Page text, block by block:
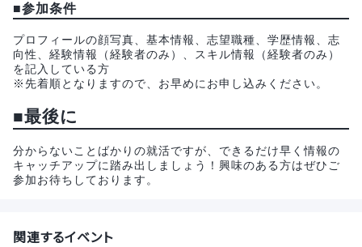
■参加条件
プロフィールの顔写真、基本情報、志望職種、学歴情報、志
向性、経験情報（経験者のみ）、スキル情報（経験者のみ）
を記入している方
※先着順となりますので、お早めにお申し込みください。
■最後に
分からないことばかりの就活ですが、できるだけ早く情報の
キャッチアップに踏み出しましょう！興味のある方はぜひご
参加お待ちしております。
関連するイベント